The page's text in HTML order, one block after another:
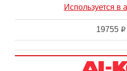
Используется в
19755 i